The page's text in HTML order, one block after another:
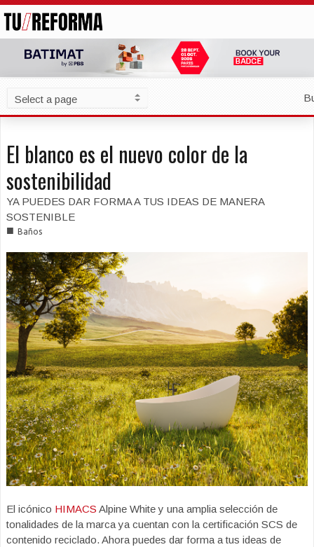
El blanco es el nuevo color de la
sostenibilidad
YA PUEDES DAR FORMA A TUS IDEAS DE MANERA
SOSTENIBLE
■ Baños
El icónico HIMACS Alpine White y una amplia selección de
tonalidades de la marca ya cuentan con la certificación SCS de
contenido reciclado. Ahora puedes dar forma a tus ideas de